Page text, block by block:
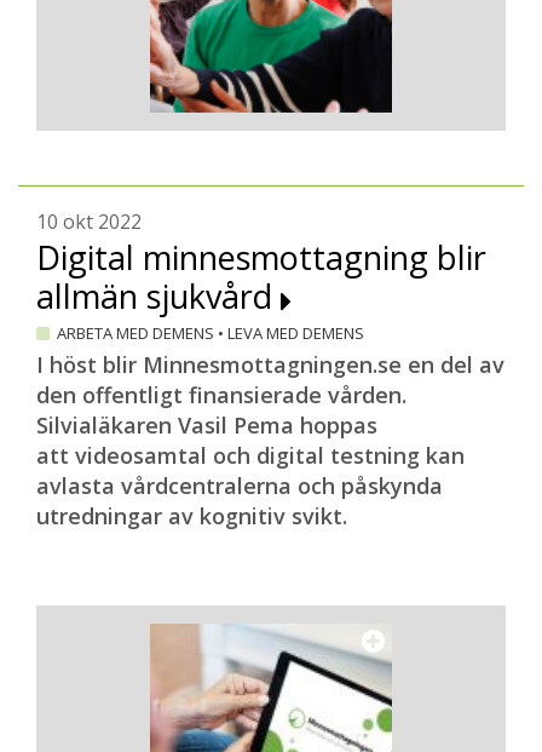
10 okt 2022
Digital minnesmottagning blir
allmän sjukvård
ARBETA MED DEMENS • LEVA MED DEMENS
I höst blir Minnesmottagningen.se en del av
den offentligt finansierade vården.
Silvialäkaren Vasil Pema hoppas
att videosamtal och digital testning kan
avlasta vårdcentralerna och påskynda
utredningar av kognitiv svikt.